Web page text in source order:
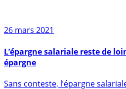
26 mars 2021
L’épargne salariale reste de
épargne